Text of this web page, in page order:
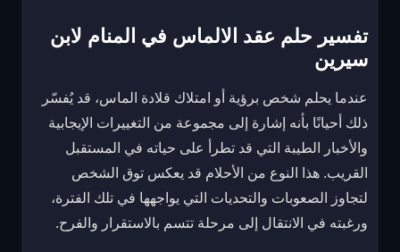
تفسير حلم عقد الالماس في المنام لابن
سيرين
عندما يحلم شخص برؤية أو امتلاك قلادة الماس، قد يُفسّر
ذلك أحيانًا بأنه إشارة إلى مجموعة من التغييرات الإيجابية
والأخبار الطيبة التي قد تطرأ على حياته في المستقبل
القريب. هذا النوع من الأحلام قد يعكس توق الشخص
لتجاوز الصعوبات والتحديات التي يواجهها في تلك الفترة،
ورغبته في الانتقال إلى مرحلة تتسم بالاستقرار والفرح.